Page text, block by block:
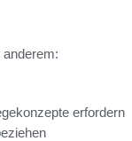
erfordern